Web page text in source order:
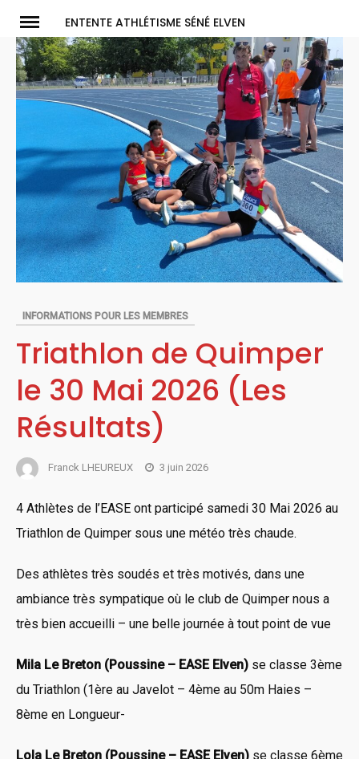
content
ENTENTE ATHLÉTISME SÉNÉ ELVEN
INFORMATIONS POUR LES MEMBRES
Triathlon de Quimper
le 30 Mai 2026 (Les
Résultats)
Franck LHEUREUX 3 juin 2026
4 Athlètes de l’EASE ont participé samedi 30 Mai 2026 au
Triathlon de Quimper sous une météo très chaude.
Des athlètes très soudés et très motivés, dans une
ambiance très sympatique où le club de Quimper nous a
très bien accueilli – une belle journée à tout point de vue
Mila Le Breton (Poussine – EASE Elven) se classe 3ème
du Triathlon (1ère au Javelot – 4ème au 50m Haies –
8ème en Longueur-
Lola Le Breton (Poussine – EASE Elven) se classe 6ème